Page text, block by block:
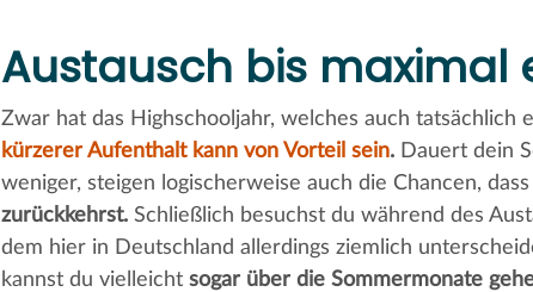
Austausch bis maximal
Zwar hat das Highschooljahr, welches auch tatsächlich
kürzerer Aufenthalt kann von Vorteil sein.Dauert dein
weniger, steigen logischerweise auch die Chancen, dass
zurückkehrst.Schließlich besuchst du während des
dem hier in Deutschland allerdings ziemlich
kannst du vielleicht sogar über die Sommermonate